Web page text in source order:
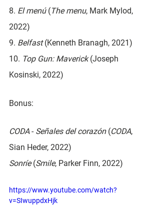
8. El menú (The menu, Mark Mylod,
2022)
9. Belfast (Kenneth Branagh, 2021)
10. Top Gun: Maverick (Joseph
Kosinski, 2022)
Bonus:
CODA - Señales del corazón (CODA,
Sian Heder, 2022)
Sonríe (Smile, Parker Finn, 2022)
https://www.youtube.com/watch?
v=SIwuppdxHjk